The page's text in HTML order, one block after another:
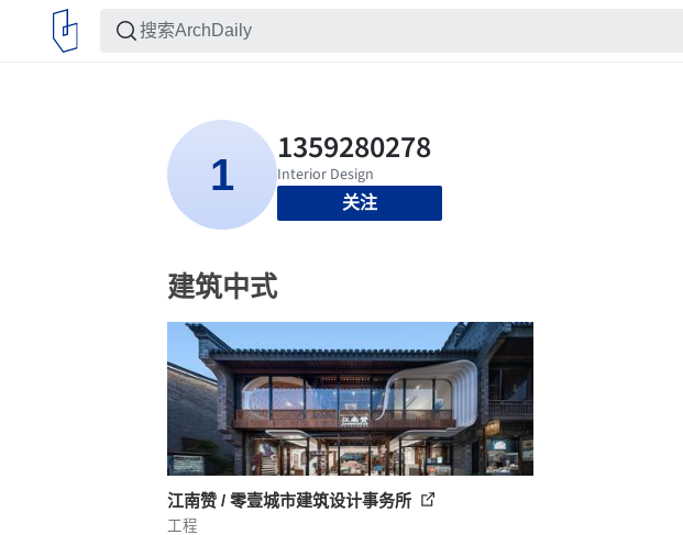
关注
建筑中式
江南赞 / 零壹城市建筑设计事务所
工程